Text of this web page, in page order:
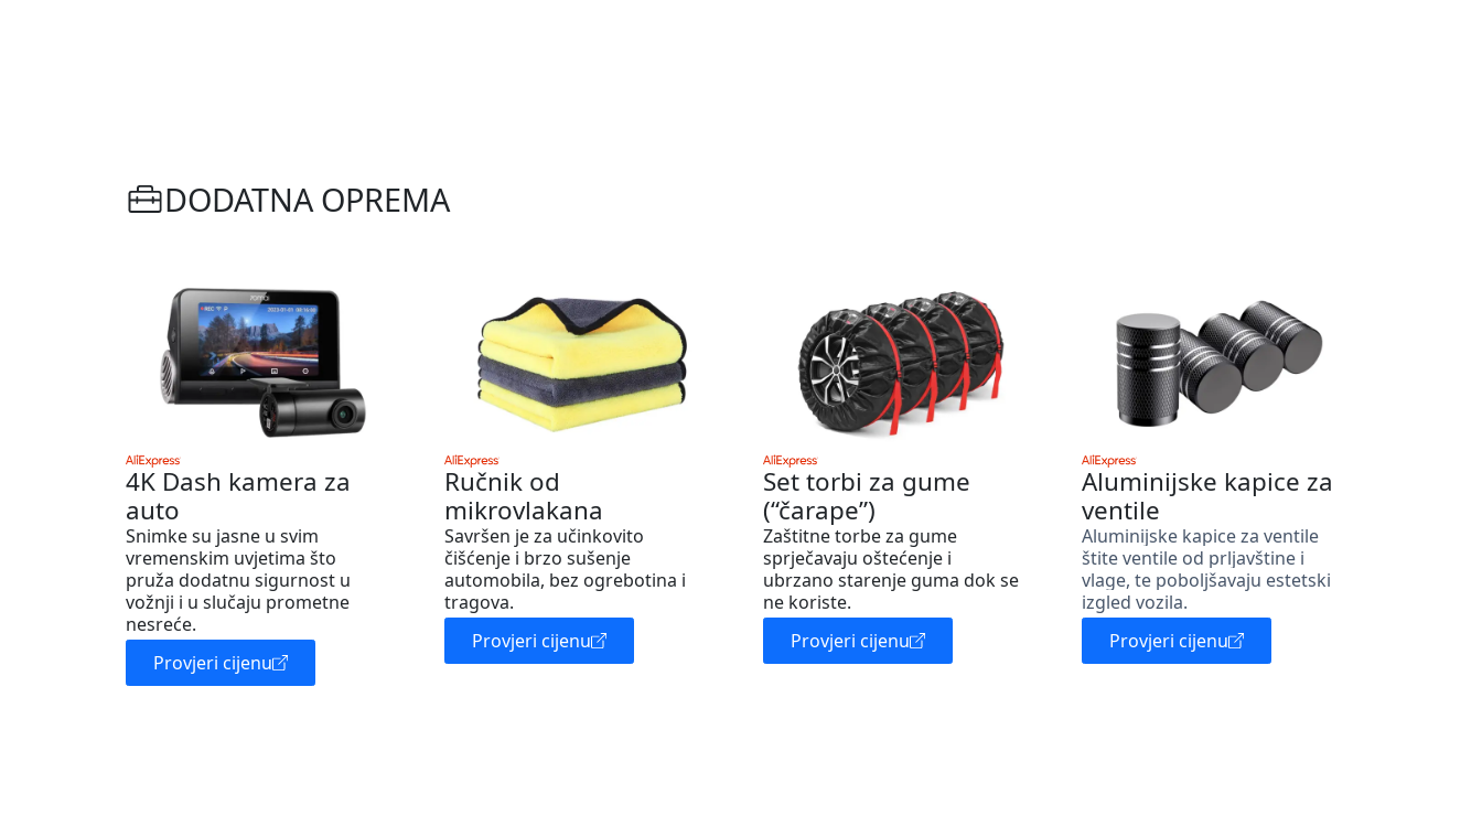
DODATNA OPREMA
4K Dash kamera za
auto
Snimke su jasne u svim
vremenskim uvjetima što
pruža dodatnu sigurnost u
vožnji i u slučaju prometne
nesreće.
Provjeri cijenu
Ručnik od
mikrovlakana
Savršen je za učinkovito
čišćenje i brzo sušenje
automobila, bez ogrebotina i
tragova.
Provjeri cijenu
Set torbi za gume
(“čarape”)
Zaštitne torbe za gume
sprječavaju oštećenje i
ubrzano starenje guma dok se
ne koriste.
Provjeri cijenu
Aluminijske kapice za
ventile
Aluminijske kapice za ventile
štite ventile od prljavštine i
vlage, te poboljšavaju estetski
izgled vozila.
Provjeri cijenu